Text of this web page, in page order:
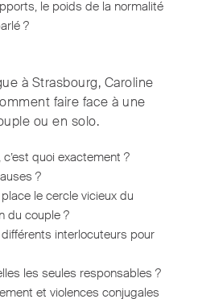
le poids de la normalité
?
à Strasbourg, Caroline
faire face à une
ou en solo.
quoi exactement ?
?
le cercle vicieux du
du couple ?
interlocuteurs pour
les seules responsables ?
et violences conjugales